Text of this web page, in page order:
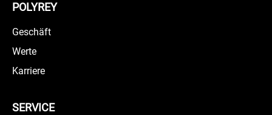
POLYREY
Geschäft
Werte
Karriere
SERVICE